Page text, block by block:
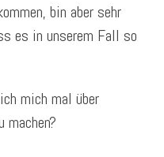
bin aber sehr
es in unserem Fall so
mich mal über